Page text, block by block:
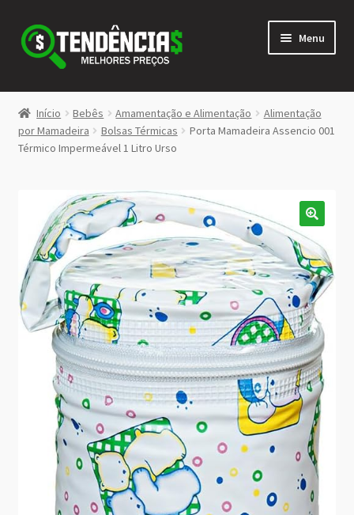
Pular
para
navegação
Pular
para
conteúdo
Menu
LOJA
<>
Início Bebês Amamentação e Alimentação
Alimentação
por Mamadeira
Bolsas Térmicas
Porta Mamadeira Assencio 001
Térmico Impermeável 1 Litro Urso